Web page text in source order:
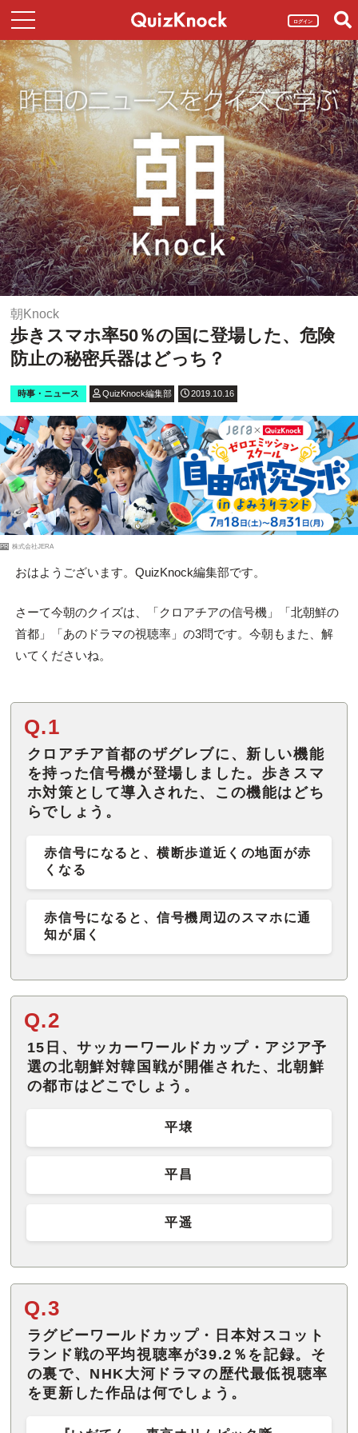
ログイン
朝Knock
歩きスマホ率50％の国に登場した、危険
防止の秘密兵器はどっち？
時事・ニュース QuizKnock編集部 2019.10.16
PR 株式会社JERA
おはようございます。QuizKnock編集部です。
さーて今朝のクイズは、「クロアチアの信号機」「北朝鮮の
首都」「あのドラマの視聴率」の3問です。今朝もまた、解
いてくださいね。
Q.1
クロアチア首都のザグレブに、新しい機能
を持った信号機が登場しました。歩きスマ
ホ対策として導入された、この機能はどち
らでしょう。
赤信号になると、横断歩道近くの地面が赤
くなる
赤信号になると、信号機周辺のスマホに通
知が届く
Q.2
15日、サッカーワールドカップ・アジア予
選の北朝鮮対韓国戦が開催された、北朝鮮
の都市はどこでしょう。
平壌
平昌
平遥
Q.3
ラグビーワールドカップ・日本対スコット
ランド戦の平均視聴率が39.2％を記録。そ
の裏で、NHK大河ドラマの歴代最低視聴率
を更新した作品は何でしょう。